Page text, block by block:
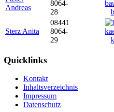
Andreas
8064-
28
Sterz Anita
08441
8064-
29
Quicklinks
Kontakt
Inhaltsverzeichnis
Impressum
Datenschutz